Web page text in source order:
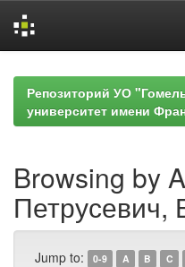
navigationРепозиторий УО
университет имени
Browsing by
Петрусевич,
Jump to: 0-9 A B C